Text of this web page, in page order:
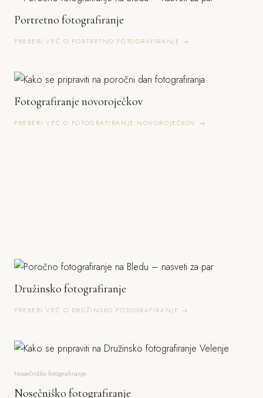
Portretno fotografiranje
PREBERI VEČ O PORTRETNO FOTOGRAFIRANJE →
Fotografiranje novoroječkov
PREBERI VEČ O FOTOGRAFIRANJE NOVOROJEČKOV →
Družinsko fotografiranje
PREBERI VEČ O DRUŽINSKO FOTOGRAFIRANJE →
Nosečniško fotografiranje
Nosečniško fotografiranje